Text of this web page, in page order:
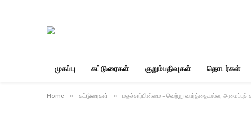
முகப்பு கட்டுரைகள் குறும்பதிவுகள் தொடர்கள்
Home » கட்டுரைகள் » மதச்சார்பின்மை – வெற்று வார்த்தையல்ல,